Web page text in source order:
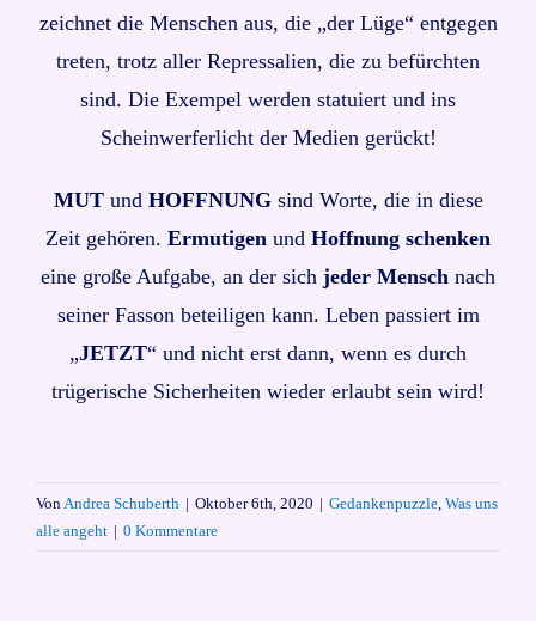
zeichnet die Menschen aus, die „der Lüge“ entgegen
treten, trotz aller Repressalien, die zu befürchten
sind. Die Exempel werden statuiert und ins
Scheinwerferlicht der Medien gerückt!
MUTund HOFFNUNGsind Worte, die in diese
Zeit gehören. Ermutigen und Hoffnung schenken
eine große Aufgabe, an der sich jeder Mensch nach
seiner Fasson beteiligen kann. Leben passiert im
„JETZT“ und nicht erst dann, wenn es durch
trügerische Sicherheiten wieder erlaubt sein wird!
VonAndrea Schuberth | Oktober 6th, 2020 | Gedankenpuzzle, Was uns
alle angeht | 0 Kommentare